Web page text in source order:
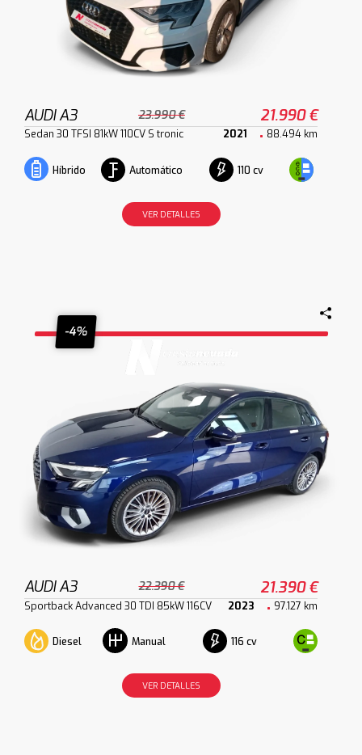
AUDI A3 23.990 € 21.990 €
Sedan 30 TFSI 81kW 110CV S tronic 2021 88.494 km
Híbrido Automático 110 cv
VER DETALLES
-4%
AUDI A3 22.390 € 21.390 €
Sportback Advanced 30 TDI 85kW 116CV 2023 97.127 km
Diesel Manual 116 cv
VER DETALLES